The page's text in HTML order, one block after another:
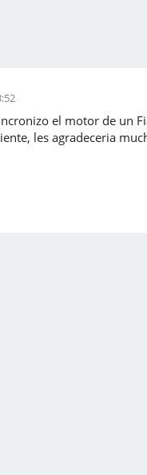
el motor de un
les agradeceria